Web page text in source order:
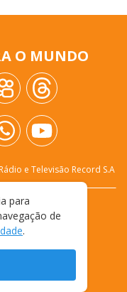
O MUNDO
e Televisão Record S.A
USO
para
de
.